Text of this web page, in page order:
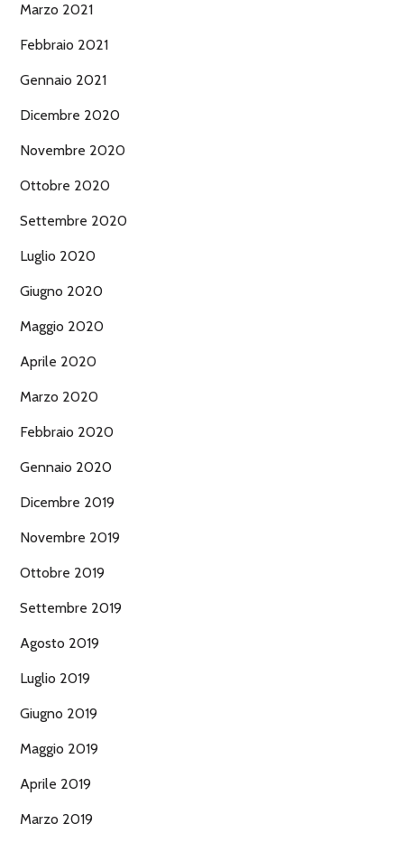
Marzo 2021
Febbraio 2021
Gennaio 2021
Dicembre 2020
Novembre 2020
Ottobre 2020
Settembre 2020
Luglio 2020
Giugno 2020
Maggio 2020
Aprile 2020
Marzo 2020
Febbraio 2020
Gennaio 2020
Dicembre 2019
Novembre 2019
Ottobre 2019
Settembre 2019
Agosto 2019
Luglio 2019
Giugno 2019
Maggio 2019
Aprile 2019
Marzo 2019